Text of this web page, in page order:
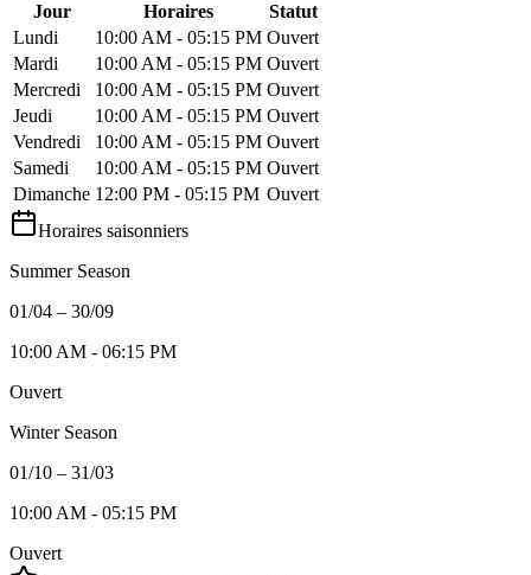
Jour
Horaires
Statut
Lundi
10:00 AM - 05:15 PM Ouvert
Mardi
10:00 AM - 05:15 PM Ouvert
Mercredi
10:00 AM - 05:15 PM Ouvert
Jeudi
10:00 AM - 05:15 PM Ouvert
Vendredi
10:00 AM - 05:15 PM Ouvert
Samedi
10:00 AM - 05:15 PM Ouvert
Dimanche 12:00 PM - 05:15 PM Ouvert
Horaires saisonniers
Summer Season
01/04 – 30/09
10:00 AM - 06:15 PM
Ouvert
Winter Season
01/10 – 31/03
10:00 AM - 05:15 PM
Ouvert